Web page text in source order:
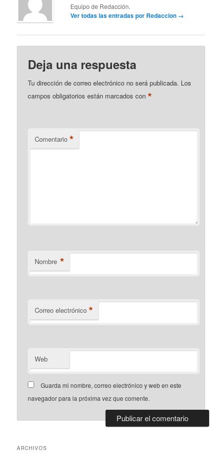
Equipo de Redacción.
Ver todas las entradas por Redaccion →
Deja una respuesta
Tu dirección de correo electrónico no será publicada. Los
campos obligatorios están marcados con*
Comentario *
Nombre *
Correo electrónico *
Web
Guarda mi nombre, correo electrónico y web en este
navegador para la próxima vez que comente.
ARCHIVOS